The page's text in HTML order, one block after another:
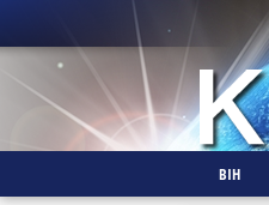
BIH